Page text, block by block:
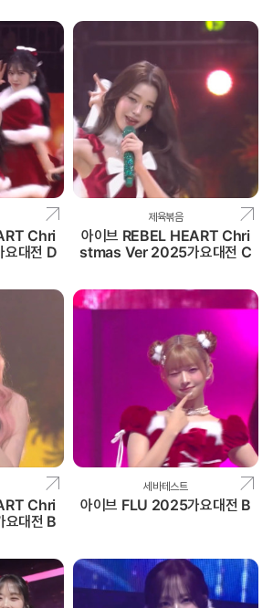
Chri
대전 D
제육볶음
아이브 REBEL HEART Chri
stmas Ver 2025가요대전 C
Chri
대전 B
세바테스트
아이브 FLU 2025가요대전 B